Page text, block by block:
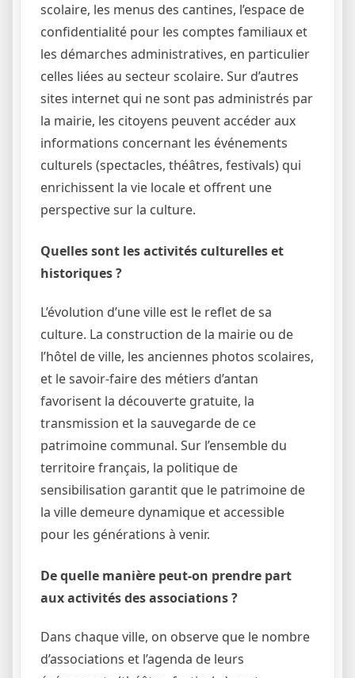
scolaire, les menus des cantines, l’espace de
confidentialité pour les comptes familiaux et
les démarches administratives, en particulier
celles liées au secteur scolaire. Sur d’autres
sites internet qui ne sont pas administrés par
la mairie, les citoyens peuvent accéder aux
informations concernant les événements
culturels (spectacles, théâtres, festivals) qui
enrichissent la vie locale et offrent une
perspective sur la culture.
Quelles sont les activités culturelles et
historiques ?
L’évolution d’une ville est le reflet de sa
culture. La construction de la mairie ou de
l’hôtel de ville, les anciennes photos scolaires,
et le savoir-faire des métiers d’antan
favorisent la découverte gratuite, la
transmission et la sauvegarde de ce
patrimoine communal. Sur l’ensemble du
territoire français, la politique de
sensibilisation garantit que le patrimoine de
la ville demeure dynamique et accessible
pour les générations à venir.
De quelle manière peut-on prendre part
aux activités des associations ?
Dans chaque ville, on observe que le nombre
d’associations et l’agenda de leurs